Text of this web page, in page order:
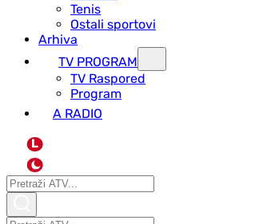
Tenis
Ostali sportovi
Arhiva
TV PROGRAM
ТV Raspored
Program
A RADIO
L